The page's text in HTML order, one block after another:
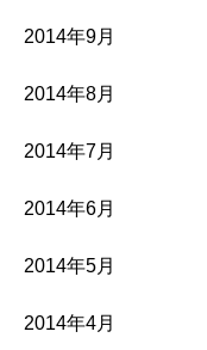
2014年9月
2014年8月
2014年7月
2014年6月
2014年5月
2014年4月